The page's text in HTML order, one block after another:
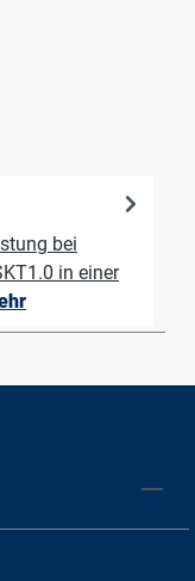
bei
in einer